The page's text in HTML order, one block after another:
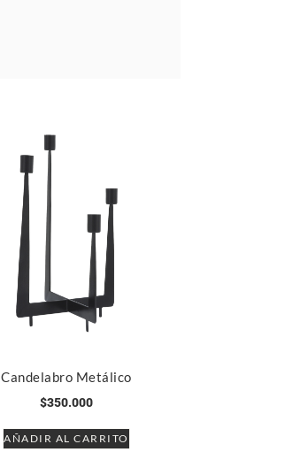
Candelabro Metálico
$350.000
AÑADIR AL CARRITO